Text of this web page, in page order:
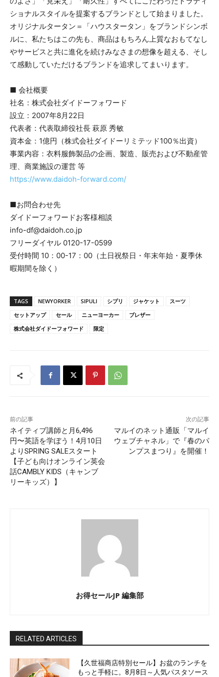
ショナルスタイルを提案するブランドとして始まりました。
オリジナルタータン＝「ハウスタータン」をブランドシンボ
ルに、私たちはこの先も、商品はもちろん上質なおもてなし
やサービスと共に進化を続けみなさまの想像を超える、そし
て感動していただけるブランドを追求してまいります。
■ 会社概要
社名：株式会社ダイドーフォワード
設立：2007年8月22日
代表者：代表取締役社長 萩原 秀敏
資本金：1億円（株式会社ダイドーリミテッド100％出資）
事業内容：衣料服飾製品の企画、製造、販売および不動産管
理、商業施設の運営 等
https://www.daidoh-forward.com/
■お問合わせ先
ダイドーフォワードお客様相談
info-df@daidoh.co.jp
フリーダイヤル 0120-17-0599
受付時間 10：00-17：00（土日祝祭日・年末年始・夏季休
暇期間を除く）
TAGS NEWYORKER SIPULI シプリ ジャケット
スーツ
セットアップ
セール ニューヨーカー
ブレザー
株式会社ダイドーフォワード
限定
前の記事
ネイティブ講師と月6,496
円〜英語を学ぼう！4月10日
よりSPRING SALEスタート
【子ども向けオンライン英会
話CAMBLY KIDS（キャンブ
リーキッズ）】
次の記事
マルイのネット通販「マルイ
ウェブチャネル」で『春のパ
ンプスまつり』を開催！
お得セールJP 編集部
RELATED ARTICLES
【久世福商店特別セール】お盆のランチを
もっと手軽に。8月8日～人気パスタソース